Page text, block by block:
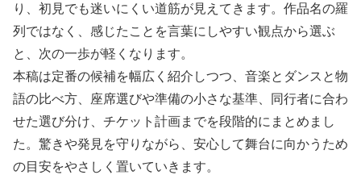
り、初見でも迷いにくい道筋が見えてきます。作品名の羅
列ではなく、感じたことを言葉にしやすい観点から選ぶ
と、次の一歩が軽くなります。
本稿は定番の候補を幅広く紹介しつつ、音楽とダンスと物
語の比べ方、座席選びや準備の小さな基準、同行者に合わ
せた選び分け、チケット計画までを段階的にまとめまし
た。驚きや発見を守りながら、安心して舞台に向かうため
の目安をやさしく置いていきます。